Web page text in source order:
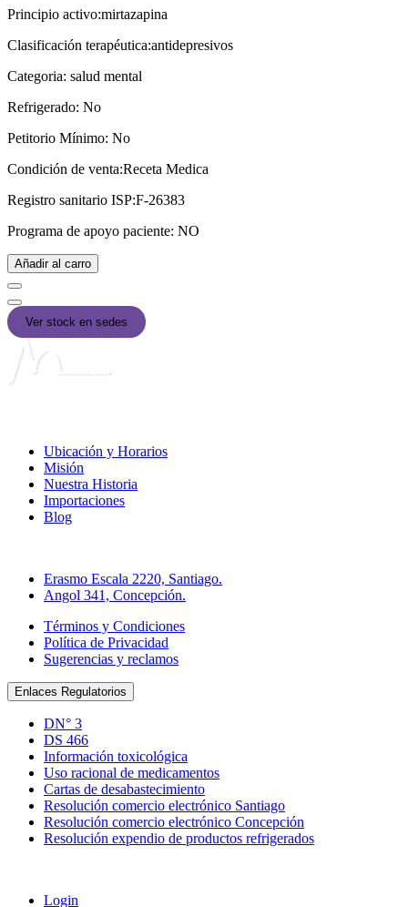
Principio activo:mirtazapina
Clasificación terapéutica:antidepresivos
Categoria: salud mental
Refrigerado: No
Petitorio Mínimo: No
Condición de venta:Receta Medica
Registro sanitario ISP:F-26383
Programa de apoyo paciente: NO
Añadir al carro
Ver stock en sedes
Ubicación y Horarios
Misión
Nuestra Historia
Importaciones
Blog
Erasmo Escala 2220, Santiago.
Angol 341, Concepción.
Términos y Condiciones
Política de Privacidad
Sugerencias y reclamos
Enlaces Regulatorios
DN° 3
DS 466
Información toxicológica
Uso racional de medicamentos
Cartas de desabastecimiento
Resolución comercio electrónico Santiago
Resolución comercio electrónico Concepción
Resolución expendio de productos refrigerados
Login